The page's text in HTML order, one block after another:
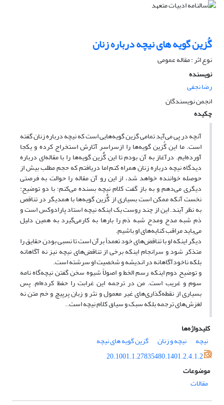
گُزین گویه های نیچه درباره زنان
نوع اثر : مقاله عمومی
نویسنده
رضا نجفی
انجمن نویسندگان
چکیده
آنچه در پی می‌آید تمامی گزین گویه‌هایی است که نیچه درباره زنان گفته
است. ما این گُزین گویه‌ها را ازسراسر آثارش استخراج کرده و یکجا
آورده‌ایم. درآغاز به آن بودم تا این گٌزین گویه‌ها را با مقاله‌ای درباره
دیدگاه نیچه درباره زنان همراه کنم اما دریافتم که حجم مطلب بیش از
حوصله خواننده خواهد شد، از این رو آن مقاله را حوالت به فرصتی
دیگری می‌دهم و به باز گفت کلام نیچه بسنده می‌کنم؛ با دو توضیح:
نخست آنکه ممکن است بسیاری از گٌزین گویه‌ها با همدیگر در تناقص
به نظر آیند. این از چند روست یک اینکه نیچه استاد پارادوکس است و
ذم شبه مدح ومدح شبه ذم را بار‌ها به کارمی‌گیرد به همین دلیل
می‌باید مراقب کنایه‌های او باشیم.
دیگر اینکه او با تناقض‌های خود تعمداً برآن است تا نسبی بودن حقایق را
متذکر شود و سرانجام اینکه برخی از تناقض‌های نیچه نیز نه آگاهانه
بلکه ناخودآگاهانه در اندیشه و شخصیت او سرشته است.
و توضیح دوم اینکه رسم الخط و اصولاً شیوه سخن گفتن نیچه‌گاه نامه
سوم و غریب است. من در ترجمه این غرابت را حفظ کرده‌ام. پس
بسیاری از نقطه‌گذاری‌های غیر معمول و نثر و زبان پرپیچ و خم متن نه
لغزش‌های ترجمه بلکه سبک و سیاق کلام نیچه است..
کلیدواژه‌ها
نیچه
نیچه و زنان
گزین گویه های نیچه
20.1001.1.27835480.1401.2.4.1.2
موضوعات
مقالات